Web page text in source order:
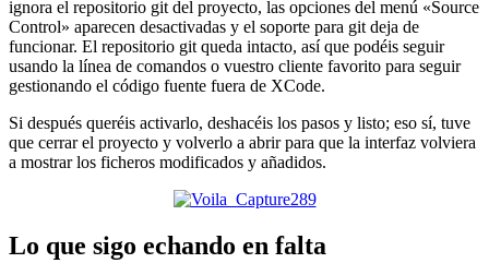
ignora el repositorio git del proyecto, las opciones del menú «Source
Control» aparecen desactivadas y el soporte para git deja de
funcionar. El repositorio git queda intacto, así que podéis seguir
usando la línea de comandos o vuestro cliente favorito para seguir
gestionando el código fuente fuera de XCode.
Si después queréis activarlo, deshacéis los pasos y listo; eso sí, tuve
que cerrar el proyecto y volverlo a abrir para que la interfaz volviera
a mostrar los ficheros modificados y añadidos.
Lo que sigo echando en falta